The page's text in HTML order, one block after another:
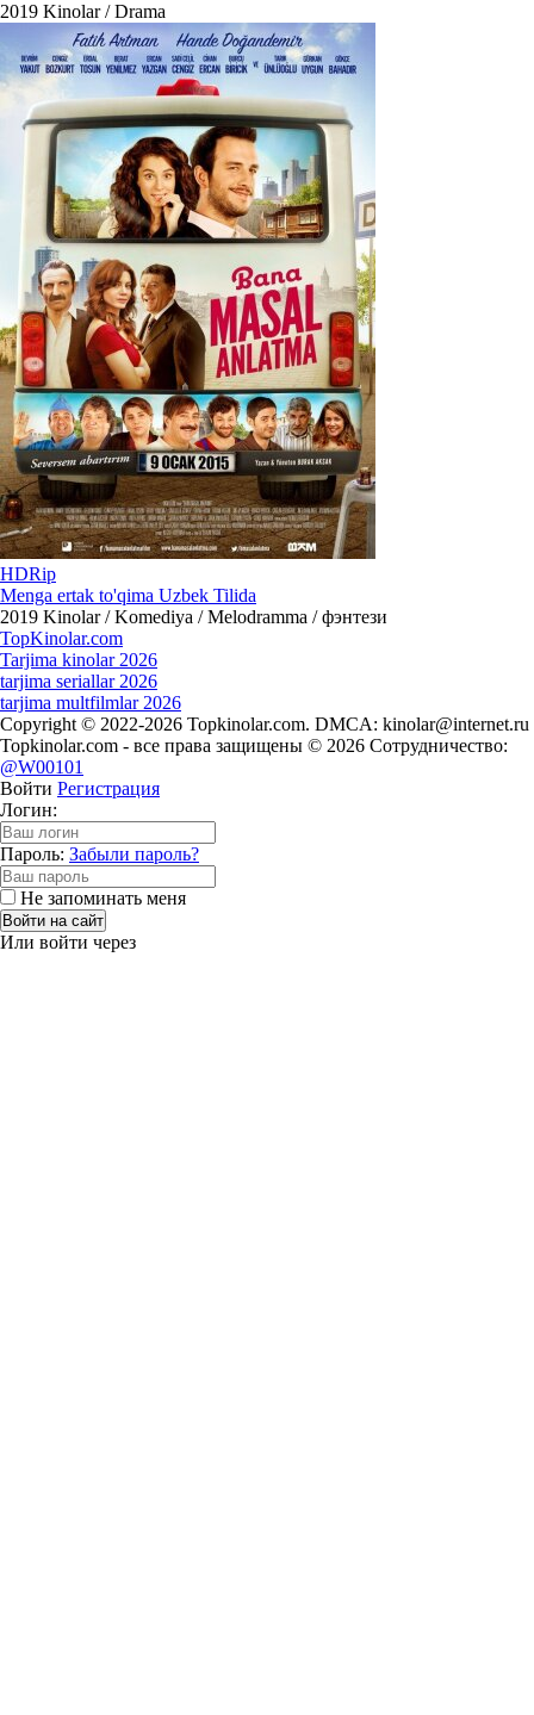
2019 Kinolar / Drama
HDRip
Menga ertak to'qima Uzbek Tilida
2019 Kinolar / Komediya / Melodramma / фэнтези
TopKinolar.com
Tarjima kinolar 2026
tarjima seriallar 2026
tarjima multfilmlar 2026
Copyright © 2022-2026 Topkinolar.com. DMCA: kinolar@internet.ru
Topkinolar.com - все права защищены © 2026 Сотрудничество:
@W00101
Войти Регистрация
Логин:
Пароль: Забыли пароль?
Не запоминать меня
Войти на сайт
Или войти через